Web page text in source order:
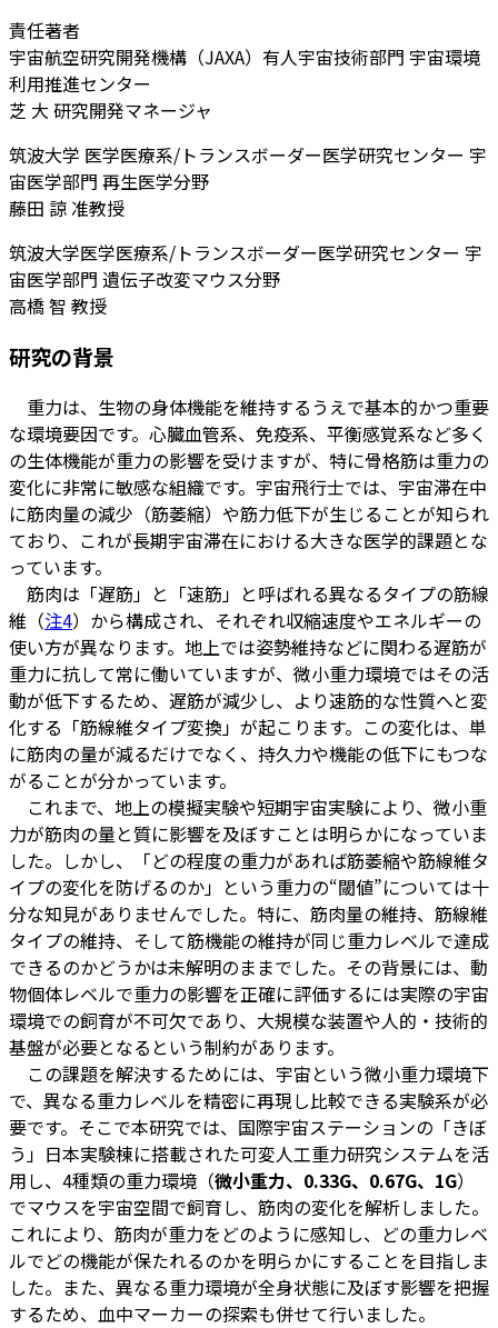
責任著者
宇宙航空研究開発機構（JAXA）有人宇宙技術部門 宇宙環境
利用推進センター
芝 大 研究開発マネージャ
筑波大学 医学医療系/トランスボーダー医学研究センター 宇
宙医学部門 再生医学分野
藤田 諒 准教授
筑波大学医学医療系/トランスボーダー医学研究センター 宇
宙医学部門 遺伝子改変マウス分野
高橋 智 教授
研究の背景
重力は、生物の身体機能を維持するうえで基本的かつ重要
な環境要因です。心臓血管系、免疫系、平衡感覚系など多く
の生体機能が重力の影響を受けますが、特に骨格筋は重力の
変化に非常に敏感な組織です。宇宙飛行士では、宇宙滞在中
に筋肉量の減少（筋萎縮）や筋力低下が生じることが知られ
ており、これが長期宇宙滞在における大きな医学的課題とな
っています。
筋肉は「遅筋」と「速筋」と呼ばれる異なるタイプの筋線
維（注4）から構成され、それぞれ収縮速度やエネルギーの
使い方が異なります。地上では姿勢維持などに関わる遅筋が
重力に抗して常に働いていますが、微小重力環境ではその活
動が低下するため、遅筋が減少し、より速筋的な性質へと変
化する「筋線維タイプ変換」が起こります。この変化は、単
に筋肉の量が減るだけでなく、持久力や機能の低下にもつな
がることが分かっています。
これまで、地上の模擬実験や短期宇宙実験により、微小重
力が筋肉の量と質に影響を及ぼすことは明らかになっていま
した。しかし、「どの程度の重力があれば筋萎縮や筋線維タ
イプの変化を防げるのか」という重力の“閾値”については十
分な知見がありませんでした。特に、筋肉量の維持、筋線維
タイプの維持、そして筋機能の維持が同じ重力レベルで達成
できるのかどうかは未解明のままでした。その背景には、動
物個体レベルで重力の影響を正確に評価するには実際の宇宙
環境での飼育が不可欠であり、大規模な装置や人的・技術的
基盤が必要となるという制約があります。
この課題を解決するためには、宇宙という微小重力環境下
で、異なる重力レベルを精密に再現し比較できる実験系が必
要です。そこで本研究では、国際宇宙ステーションの「きぼ
う」日本実験棟に搭載された可変人工重力研究システムを活
用し、4種類の重力環境（微小重力、0.33G、0.67G、1G）
でマウスを宇宙空間で飼育し、筋肉の変化を解析しました。
これにより、筋肉が重力をどのように感知し、どの重力レベ
ルでどの機能が保たれるのかを明らかにすることを目指しま
した。また、異なる重力環境が全身状態に及ぼす影響を把握
するため、血中マーカーの探索も併せて行いました。